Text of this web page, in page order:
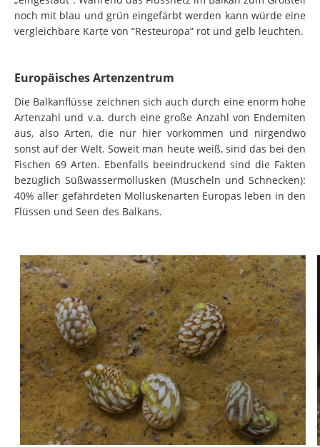
noch mit blau und grün eingefärbt werden kann würde eine
vergleichbare Karte von “Resteuropa” rot und gelb leuchten.
Europäisches Artenzentrum
Die Balkanflüsse zeichnen sich auch durch eine enorm hohe
Artenzahl und v.a. durch eine große Anzahl von Endemiten
aus, also Arten, die nur hier vorkommen und nirgendwo
sonst auf der Welt. Soweit man heute weiß, sind das bei den
Fischen 69 Arten. Ebenfalls beeindruckend sind die Fakten
bezüglich Süßwassermollusken (Muscheln und Schnecken):
40% aller gefährdeten Molluskenarten Europas leben in den
Flüssen und Seen des Balkans.